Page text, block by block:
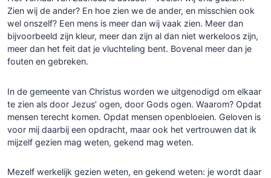
Zien wij de ander? En hoe zien we de ander, en misschien ook
wel onszelf? Een mens is meer dan wij vaak zien. Meer dan
bijvoorbeeld zijn kleur, meer dan zijn al dan niet werkeloos zijn,
meer dan het feit dat je vluchteling bent. Bovenal meer dan je
fouten en gebreken.
In de gemeente van Christus worden we uitgenodigd om elkaar
te zien als door Jezus’ ogen, door Gods ogen. Waarom? Opdat
mensen terecht komen. Opdat mensen openbloeien. Geloven is
voor mij daarbij een opdracht, maar ook het vertrouwen dat ik
mijzelf gezien mag weten, gekend mag weten.
Mezelf werkelijk gezien weten, en gekend weten: je wordt daar